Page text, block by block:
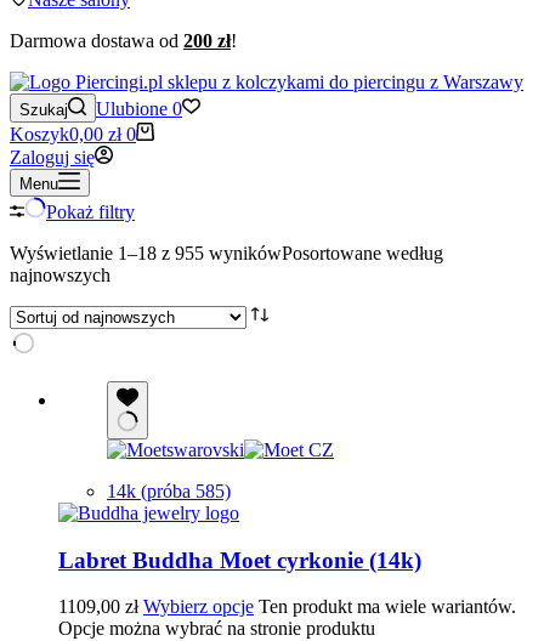
Darmowa dostawa od 200 zł!
Szukaj Ulubione 0
Koszyk0,00 zł 0
Zaloguj się
Menu
Pokaż filtry
Wyświetlanie 1–18 z 955 wynikówPosortowane według
najnowszych
14k (próba 585)
Labret Buddha Moet cyrkonie (14k)
1109,00 zł Wybierz opcje Ten produkt ma wiele wariantów.
Opcje można wybrać na stronie produktu